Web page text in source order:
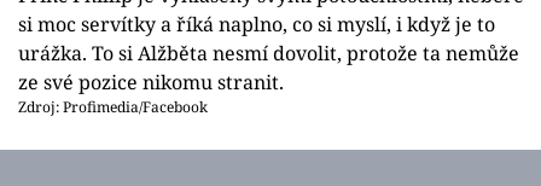
si moc servítky a říká naplno, co si myslí, i když je to
urážka. To si Alžběta nesmí dovolit, protože ta nemůže
ze své pozice nikomu stranit.
Zdroj: Profimedia/Facebook